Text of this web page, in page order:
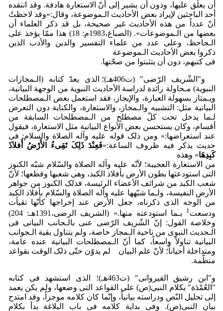
أن یعلّق علیها، ودون أن یشیر إلی أنّ الاستعارة هادفة. وقد انتقده
أحد الباحثین لإیراد بعض الأحادیث الـموضوعة، وقال:«وقد لاحظتُ
أنّ عدداً من هذه الأحادیث غیر صحیحة، بل قد ذکر العلماء أن
بعضها من الـموضوعات». (الصباغ،1983م: 18) هذا ممّا یؤخذ علی
الـجاحظ، وعلی عدد من علماء التفسیر والدین والأدب الذین
ذکروا بعض الأحادیث الـموضوعة
فی کتبهم، دون أن یتثبتوا من صحّتها.
و"الشّریف الرّضی" (ت406هـ)؛ الذی یعدّ کتابه (الـمجازات
النبویة) مـحاولة رائدة لدراسة الأحادیث النبویة من الوجهة البیانیة،
ویـمتاز بسهولة العبارة، والإیجاز، فقد استعمل بعض الـمصطلحات
البیانیة مثل: التشبیه والـمجاز، والاستعارة، والکنایة دون التعرض
لـما یدخل تحت کلّ مصطلح من الـمصطلحات السابقة من
أقسام، وکان یستحسن بعض الأنواع البیانیة مثل الاستعارة، فیقول
عند استعراضها:« ومن ذلک قوله علیه وآله الصلاة والسلام: فی
حدیث یذکر فیه ظروف الساعة:«فَعِندَ ذَلِکَ تَقِیءُ الأَرضُ أَفلاَذَ
کَبِدِهَا» وهذه
من الاستعارة العجیبة؛ لأنّه علیه وآله الصلاة والسّلام شبّه الکنوز
التی استودعتها بطون الأرض بأفلاذ الکبد، وهی شعبها وقطعها؛ لأنّ
شعب الکبد من شرائف الأعضاء الرئیسة، فذلک الکنوز من جواهر
الأرض النفیسة، ولـما شبّهها علیه وآله الصلاة والسّلام بأفلاذ الکبد
من الوجه الذی ذکرناه، جعل الأرض عند إخراجها کأنّها تقیأت
ودسعت1
بـما استودعته منها.» (الشریف الرضی،1391هـ: 204)
وخلاصة القول: إنّ الشّریف الرّضی عنی بالـجانب البیانی فی
الـحدیث النبوی من ناحیة الـمجاز خاصة، ولم یتناول بقیة الـجوانب
البیانیة تناولاً واسعاً، کما أنّ الـمصطلحات البیانیة عنده عامة،
ومتداخلة أحیاناً؛ لأنّ علم البیان لم یدوّن حتّی ذلک الوقت بقواعد
منظّمة.
و"ابن رشیق القیروانی" (ت463هـ)؛ الذی استشهد فی کتابه
"العُمْدَة" بکلام النبی(ص) علی القواعد التی وضعها، ولم یکن یعمد
إلی تحلیل النّص ودراسته بیانیاً، وإنّما کان کلامه موجزاً، وقد امتدح
بیان النبی(ص). وفی بدایة کلامه فی باب البلاغة بدأ بکلام